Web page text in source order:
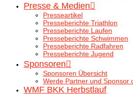
Presse & Medien
Presseartikel
Presseberichte Triathlon
Presseberichte Laufen
Presseberichte Schwimmen
Presseberichte Radfahren
Presseberichte Jugend
Sponsoren
Sponsoren Übersicht
Werde Partner und Sponsor
WMF BKK Herbstlauf